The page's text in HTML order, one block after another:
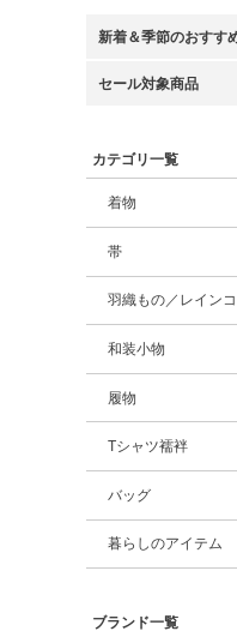
新着＆季節のおすす
セール対象商品
カテゴリ一覧
着物
帯
羽織もの／レインコ
和装小物
履物
Tシャツ襦袢
バッグ
暮らしのアイテム
ブランド一覧